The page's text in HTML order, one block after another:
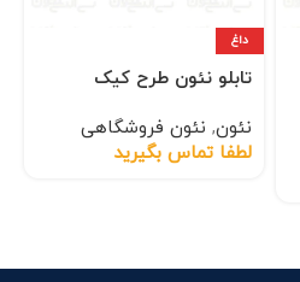
داغ
تابلو نئون طرح کیک
نئون, نئون فروشگاهی
لطفا تماس بگیرید